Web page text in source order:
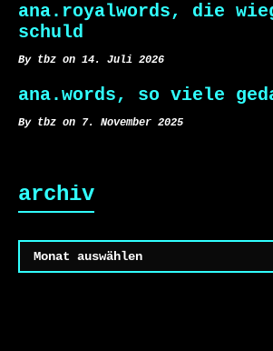
ana.royalwords, die
schuld
By tbz on 14. Juli 2026
ana.words, so viele
By tbz on 7. November 2025
archiv
Archiv